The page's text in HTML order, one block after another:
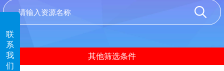
联
系
我
们
其他筛选条件